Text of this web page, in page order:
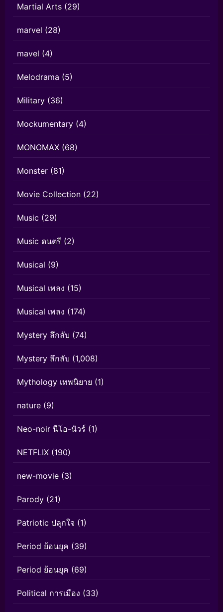
Martial Arts (29)
marvel (28)
mavel (4)
Melodrama (5)
Military (36)
Mockumentary (4)
MONOMAX (68)
Monster (81)
Movie Collection (22)
Music (29)
Music ดนตรี (2)
Musical (9)
Musical เพลง (15)
Musical เพลง (174)
Mystery ลึกลับ (74)
Mystery ลึกลับ (1,008)
Mythology เทพนิยาย (1)
nature (9)
Neo-noir นีโอ-นัวร์ (1)
NETFLIX (190)
new-movie (3)
Parody (21)
Patriotic ปลุกใจ (1)
Period ย้อนยุค (39)
Period ย้อนยุค (69)
Political การเมือง (33)